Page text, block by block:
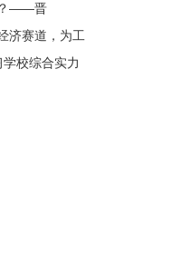
？——晋
济赛道，为工
校综合实力